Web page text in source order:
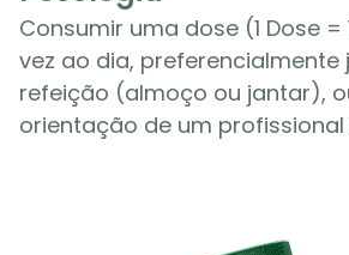
Consumir uma dose (1 Dose
vez ao dia, preferencialmente
refeição (almoço ou jantar),
orientação de um